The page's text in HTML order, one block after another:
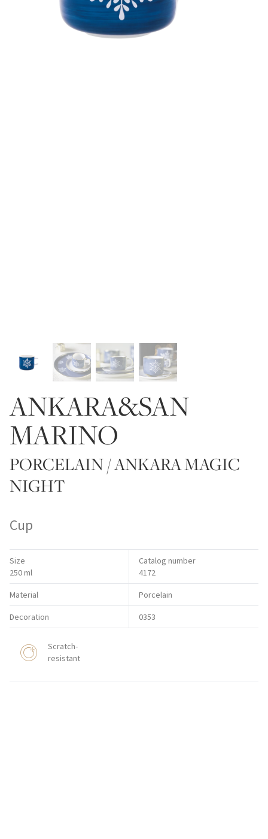
ANKARA&SAN
MARINO
PORCELAIN / ANKARA MAGIC
NIGHT
Cup
Size
Catalog number
250 ml
4172
Material Porcelain
Decoration 0353
Scratch-
resistant